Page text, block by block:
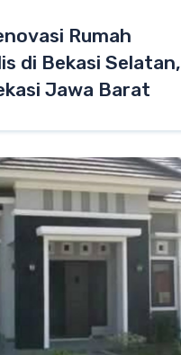
Rumah
di Bekasi Selatan,
Jawa Barat